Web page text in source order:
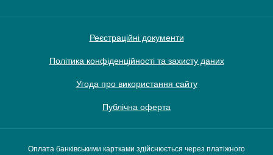
Реєстраційні документи
Політика конфіденційності та захисту даних
Угода про використання сайту
Публічна оферта
Оплата банківськими картками здійснюється через платіжного